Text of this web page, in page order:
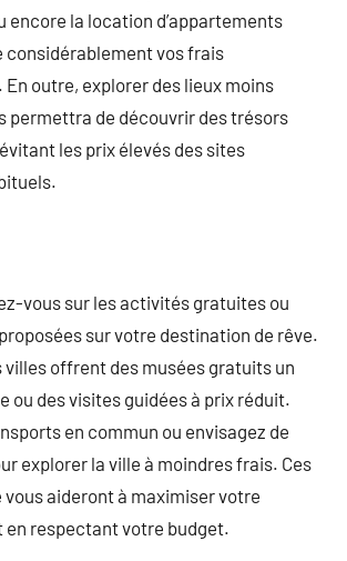
encore la location d’appartements
considérablement vos frais
En outre, explorer des lieux moins
permettra de découvrir des trésors
les prix élevés des sites
vous sur les activités gratuites ou
sur votre destination de rêve.
villes offrent des musées gratuits un
ou des visites guidées à prix réduit.
en commun ou envisagez de
explorer la ville à moindres frais. Ces
aideront à maximiser votre
en respectant votre budget.